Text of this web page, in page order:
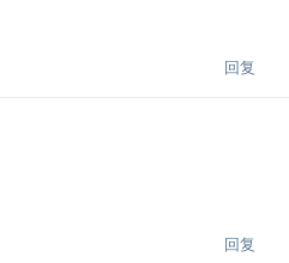
回复
回复